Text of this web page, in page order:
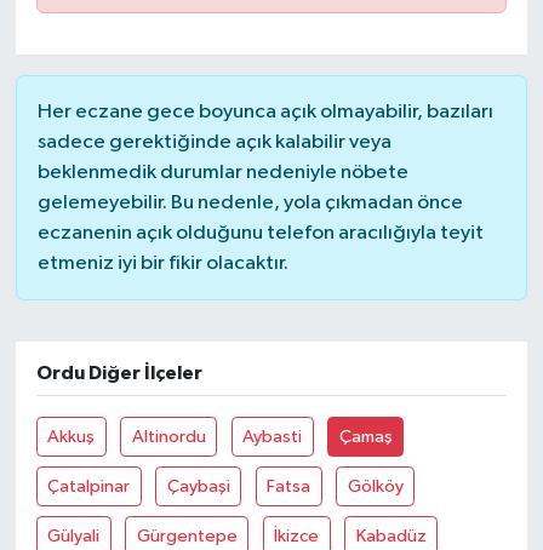
Her eczane gece boyunca açık olmayabilir, bazıları
sadece gerektiğinde açık kalabilir veya
beklenmedik durumlar nedeniyle nöbete
gelemeyebilir. Bu nedenle, yola çıkmadan önce
eczanenin açık olduğunu telefon aracılığıyla teyit
etmeniz iyi bir fikir olacaktır.
Ordu Diğer İlçeler
Akkuş Altinordu Aybasti Çamaş
Çatalpinar Çaybaşi Fatsa Gölköy
Gülyali Gürgentepe İkizce Kabadüz